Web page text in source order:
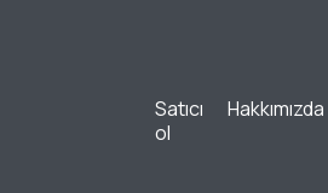
Satıcı
ol
Hakkımızda